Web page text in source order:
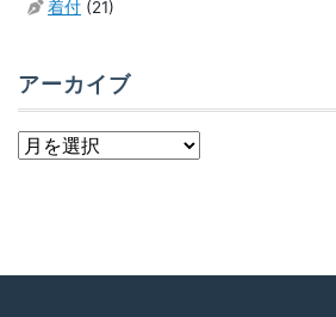
着付 (21)
アーカイブ
ア